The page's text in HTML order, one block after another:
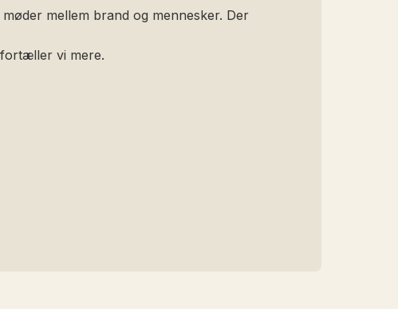
mellem brand og mennesker. Der
vi mere.